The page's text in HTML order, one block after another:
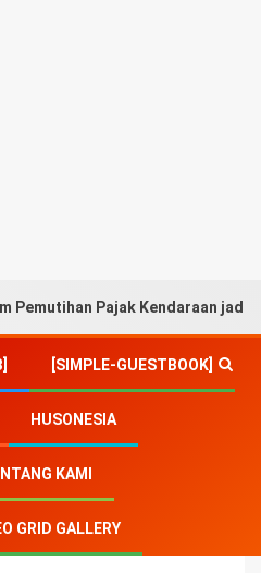
Pemutihan Pajak Kendaraan jadi
[SIMPLE-GUESTBOOK]
HUSONESIA
KAMI
GRID GALLERY